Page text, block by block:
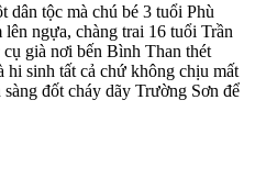
dân tộc mà chú bé 3 tuổi Phù
ngựa, chàng trai 16 tuổi Trần
già nơi bến Bình Than thét
sinh tất cả chứ không chịu mất
đốt cháy dãy Trường Sơn để